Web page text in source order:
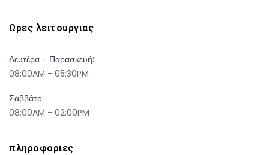
Ωρες λειτουργιας
Δευτέρα - Παρασκευή:
08:00AM - 05:30PM
Σαββάτο:
08:00AM - 02:00PM
πληροφοριες